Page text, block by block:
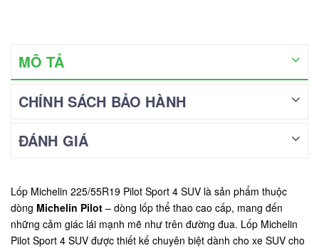
MÔ TẢ
CHÍNH SÁCH BẢO HÀNH
ĐÁNH GIÁ
Lốp Michelin 225/55R19 Pilot Sport 4 SUV là sản phẩm thuộc
dòng Michelin Pilot – dòng lốp thể thao cao cấp, mang đến
những cảm giác lái mạnh mẽ như trên đường đua. Lốp Michelin
Pilot Sport 4 SUV được thiết kế chuyên biệt dành cho xe SUV cho